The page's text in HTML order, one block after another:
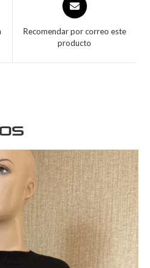
Recomendar por correo este
producto